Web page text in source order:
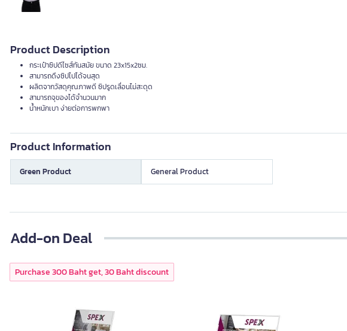
Product Description
กระเป๋าซิปดีไซส์ทันสมัย ขนาด 23x15x2ซม.
สามารถดึงซิปไปได้จนสุด
ผลิตจากวัสดุคุณภาพดี ซิปรูดเลื่อนไม่สะดุด
สามารถจุของได้จำนวนมาก
น้ำหนักเบา ง่ายต่อการพกพา
Product Information
Green Product General Product
Add-on Deal
Purchase 300 Baht get, 30 Baht discount